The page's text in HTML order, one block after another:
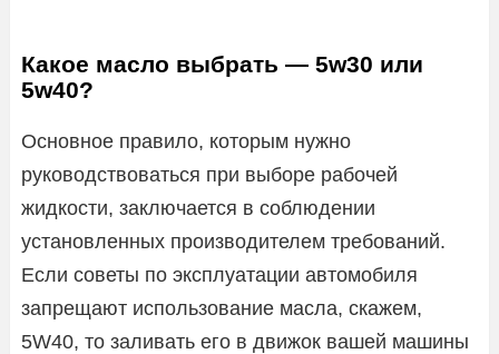
Какое масло выбрать — 5w30 или
5w40?
Основное правило, которым нужно
руководствоваться при выборе рабочей
жидкости, заключается в соблюдении
установленных производителем требований.
Если советы по эксплуатации автомобиля
запрещают использование масла, скажем,
5W40, то заливать его в движок вашей машины